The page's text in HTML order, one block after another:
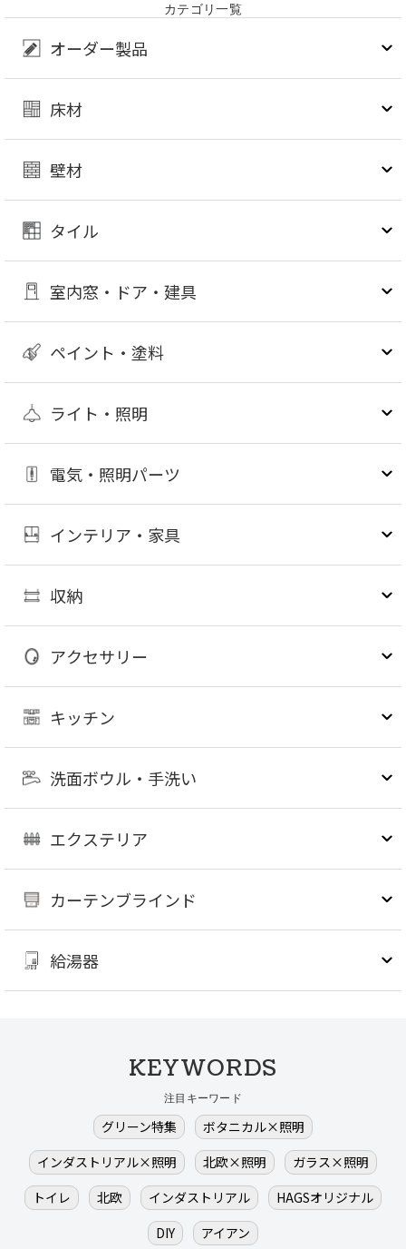
カテゴリ一覧
オーダー製品
床材
壁材
タイル
室内窓・ドア・建具
ペイント・塗料
ライト・照明
電気・照明パーツ
インテリア・家具
収納
アクセサリー
キッチン
洗面ボウル・手洗い
エクステリア
カーテンブラインド
給湯器
KEYWORDS
注目キーワード
グリーン特集
ボタニカル×照明
インダストリアル×照明
北欧×照明
ガラス×照明
トイレ
北欧 インダストリアル
HAGSオリジナル
DIY
アイアン